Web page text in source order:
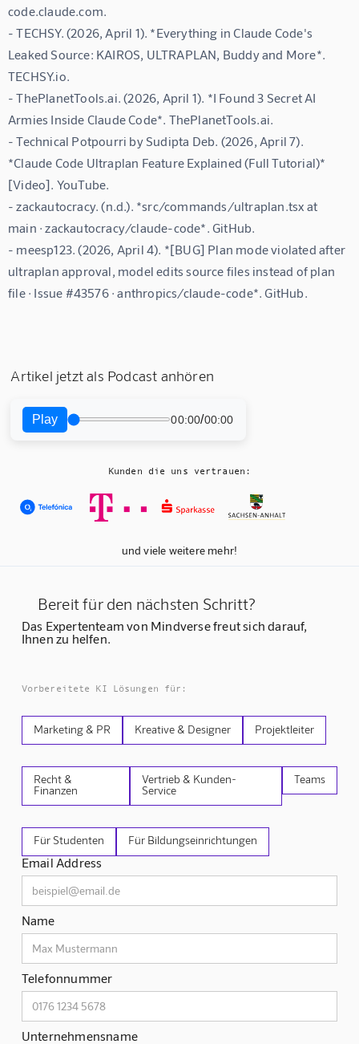
code.claude.com.
- TECHSY. (2026, April 1). *Everything in Claude Code's
Leaked Source: KAIROS, ULTRAPLAN, Buddy and More*.
TECHSY.io.
- ThePlanetTools.ai. (2026, April 1). *I Found 3 Secret AI
Armies Inside Claude Code*. ThePlanetTools.ai.
- Technical Potpourri by Sudipta Deb. (2026, April 7).
*Claude Code Ultraplan Feature Explained (Full Tutorial)*
[Video]. YouTube.
- zackautocracy. (n.d.). *src/commands/ultraplan.tsx at
main · zackautocracy/claude-code*. GitHub.
- meesp123. (2026, April 4). *[BUG] Plan mode violated after
ultraplan approval, model edits source files instead of plan
Artikel jetzt als Podcast anhören
Play 00:00/00:00
Kunden die uns vertrauen:
und viele weitere mehr!
Bereit für den nächsten Schritt?
Das Expertenteam von Mindverse freut sich darauf,
Ihnen zu helfen.
Vorbereitete KI Lösungen für:
Marketing & PR Kreative & Designer Projektleiter
Recht &
Finanzen
Vertrieb & Kunden-
Service
Teams
Für Studenten Für Bildungseinrichtungen
Email Address
Name
Telefonnummer
Unternehmensname